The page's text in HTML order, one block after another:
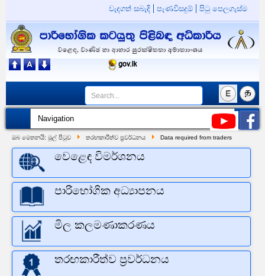
වැදගත් සබැදි පැණවිසදුම් පිටු පෙලගැස්ම
ඔබ මෙතනයි: මුල් පිටුව තරඟකාරීත්ව ප්‍රවර්ධනය Data required from traders
වෙළෙඳ විමර්ශනය
පාරිභෝගික අධ්‍යාපනය
මිල කලමණාකරණය
තරඟකාරීත්ව ප්‍රවර්ධනය